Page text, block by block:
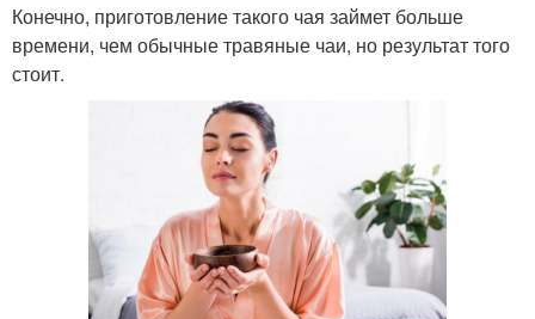
Конечно, приготовление такого чая займет больше
времени, чем обычные травяные чаи, но результат того
стоит.